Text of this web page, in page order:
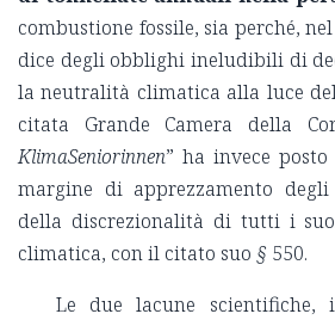
combustione fossile, sia perché,
dice degli obblighi ineludibili di
la neutralità climatica alla luce
citata Grande Camera della
KlimaSeniorinnen” ha invece
margine di apprezzamento
della discrezionalità di tutti i
climatica, con il citato suo § 550.
Le due lacune scientifiche,